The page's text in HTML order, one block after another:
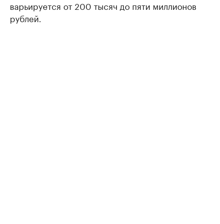
варьируется от 200 тысяч до пяти миллионов
рублей.